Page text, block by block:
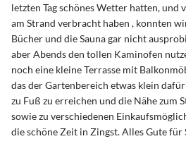
letzten Tag schönes Wetter hatten,
am Strand verbracht haben , konnten
Bücher und die Sauna gar nicht
aber Abends den tollen Kaminofen
noch eine kleine Terrasse mit
das der Gartenbereich etwas klein
zu Fuß zu erreichen und die Nähe zum
sowie zu verschiedenen
die schöne Zeit in Zingst. Alles Gute für